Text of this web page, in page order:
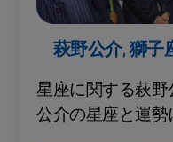
萩野公介, 獅子
星座に関する萩
公介の星座と運勢